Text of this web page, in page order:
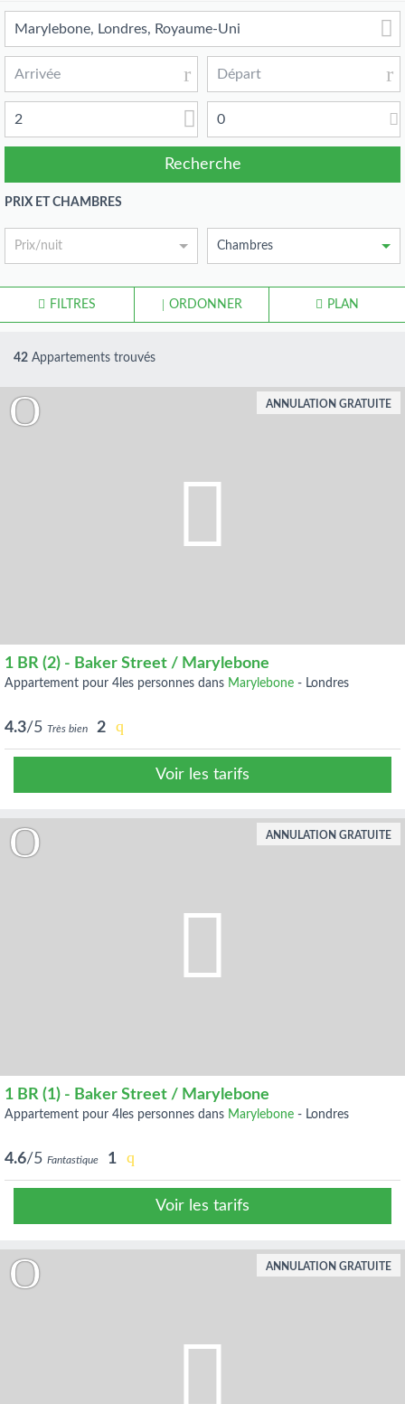
2 0
PRIX ET CHAMBRES
Prix/nuit Chambres
FILTRES ORDONNER PLAN
42 Appartements trouvés
1 BR (2) - Baker Street / Marylebone
appartement pour 4les personnes dans Marylebone - Londres
4.3/5 Très bien 2
Voir les tarifs
ANNULATION GRATUITE
1 BR (1) - Baker Street / Marylebone
appartement pour 4les personnes dans Marylebone - Londres
4.6/5 Fantastique 1
Voir les tarifs
ANNULATION GRATUITE
ANNULATION GRATUITE